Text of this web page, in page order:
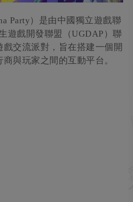
Party）是由中國獨立遊戲聯
遊戲開發聯盟（UGDAP）聯
交流派對，旨在搭建一個開
與玩家之間的互動平台。